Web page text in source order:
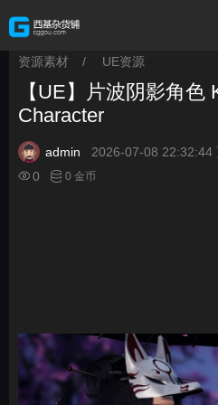
资源素材 / UE资源
【UE】片波阴影角色
Character
admin
2026-07-08 22:32:44
0
0 金币